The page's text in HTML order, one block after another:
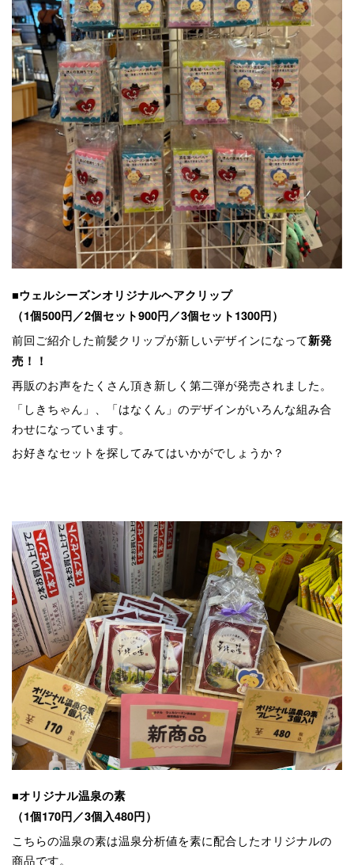
■ウェルシーズンオリジナルヘアクリップ
（1個500円／2個セット900円／3個セット1300円）
前回ご紹介した前髪クリップが新しいデザインになって新発
売！！
再販のお声をたくさん頂き新しく第二弾が発売されました。
「しきちゃん」、「はなくん」のデザインがいろんな組み合
わせになっています。
お好きなセットを探してみてはいかがでしょうか？
■オリジナル温泉の素
（1個170円／3個入480円）
こちらの温泉の素は温泉分析値を素に配合したオリジナルの
商品です。